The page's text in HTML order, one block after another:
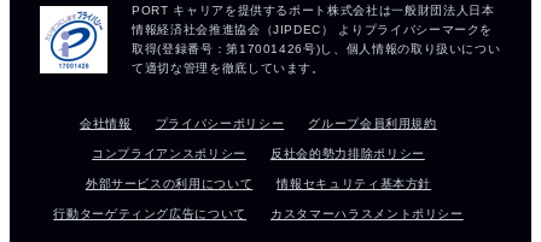
会社情報 プライバシーポリシー グループ会員利用規約
コンプライアンスポリシー 反社会的勢力排除ポリシー
外部サービスの利用について 情報セキュリティ基本方針
行動ターゲティング広告について カスタマーハラスメントポリシー